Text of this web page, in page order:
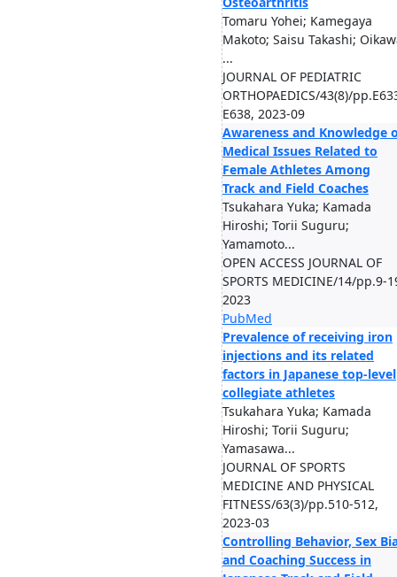
Tomaru Yohei; Kamegaya
Makoto; Saisu Takashi;
...
JOURNAL OF PEDIATRIC
ORTHOPAEDICS/43(8)/
E638, 2023-09
Awareness and Knowledge
Medical Issues Related to
Female Athletes Among
Track and Field Coaches
Tsukahara Yuka; Kamada
Hiroshi; Torii Suguru;
Yamamoto...
OPEN ACCESS JOURNAL OF
SPORTS MEDICINE/14/pp.9-
2023
PubMed
Prevalence of receiving iron
injections and its related
factors in Japanese top-level
collegiate athletes
Tsukahara Yuka; Kamada
Hiroshi; Torii Suguru;
Yamasawa...
JOURNAL OF SPORTS
MEDICINE AND PHYSICAL
FITNESS/63(3)/pp.510-512,
2023-03
Controlling Behavior, Sex
and Coaching Success in